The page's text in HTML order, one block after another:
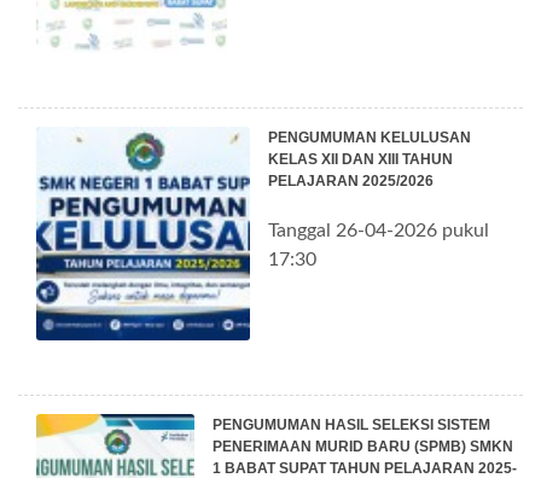
PENGUMUMAN KELULUSAN
KELAS XII DAN XIII TAHUN
PELAJARAN 2025/2026
Tanggal 26-04-2026 pukul
17:30
PENGUMUMAN HASIL SELEKSI SISTEM
PENERIMAAN MURID BARU (SPMB) SMKN
1 BABAT SUPAT TAHUN PELAJARAN 2025-